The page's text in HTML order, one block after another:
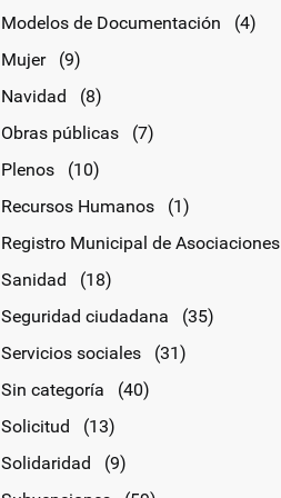
Modelos de Documentación
(4)
Mujer
(9)
Navidad
(8)
Obras públicas
(7)
Plenos
(10)
Recursos Humanos
(1)
Registro Municipal de Asociaciones
Sanidad
(18)
Seguridad ciudadana
(35)
Servicios sociales
(31)
Sin categoría
(40)
Solicitud
(13)
Solidaridad
(9)